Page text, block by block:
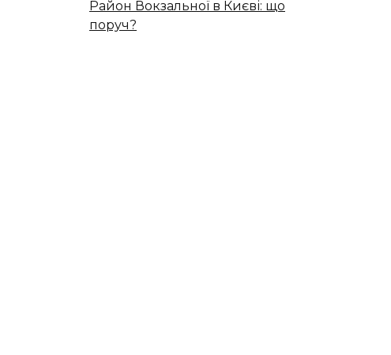
Район Вокзальної в Києві: що
поруч?